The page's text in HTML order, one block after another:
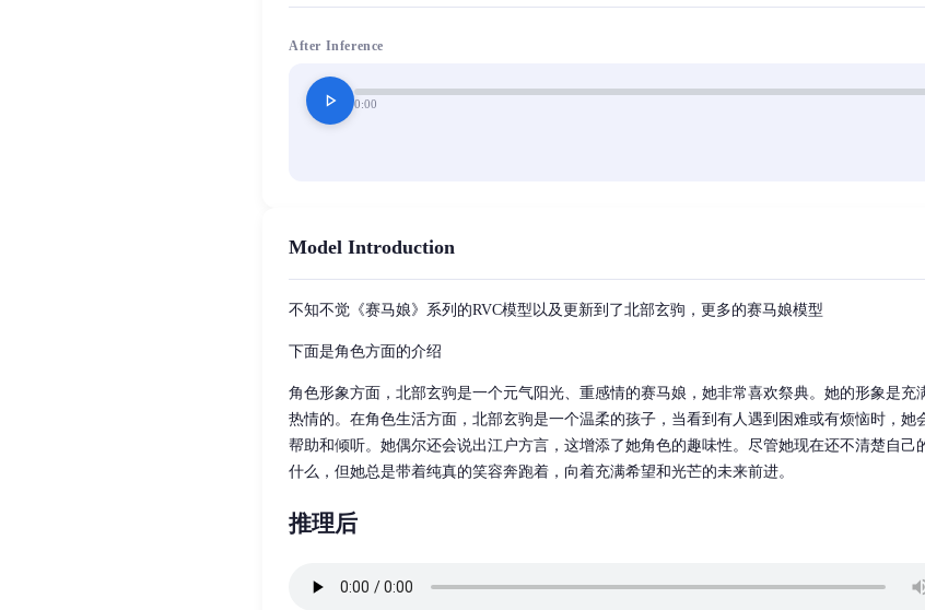
After Inference
play_arrow 0:00
Model Introduction
不知不觉《赛马娘》系列的RVC模型以及更新到了北部玄驹，更多的赛马娘模型
下面是角色方面的介绍
角色形象方面，北部玄驹是一个元气阳光、重感情的赛马娘，她非常喜欢祭典。她的形象是充
热情的。在角色生活方面，北部玄驹是一个温柔的孩子，当看到有人遇到困难或有烦恼时，她
帮助和倾听。她偶尔还会说出江户方言，这增添了她角色的趣味性。尽管她现在还不清楚自己
什么，但她总是带着纯真的笑容奔跑着，向着充满希望和光芒的未来前进。
推理后